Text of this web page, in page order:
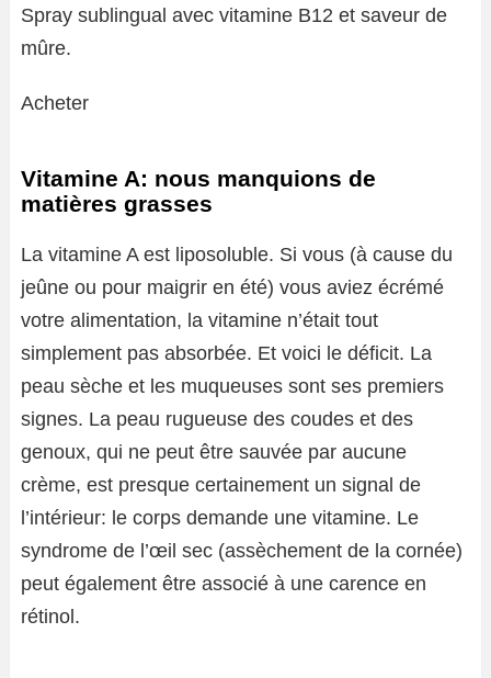
Spray sublingual avec vitamine B12 et saveur de
mûre.
Acheter
Vitamine A: nous manquions de
matières grasses
La vitamine A est liposoluble. Si vous (à cause du
jeûne ou pour maigrir en été) vous aviez écrémé
votre alimentation, la vitamine n’était tout
simplement pas absorbée. Et voici le déficit. La
peau sèche et les muqueuses sont ses premiers
signes. La peau rugueuse des coudes et des
genoux, qui ne peut être sauvée par aucune
crème, est presque certainement un signal de
l’intérieur: le corps demande une vitamine. Le
syndrome de l’œil sec (assèchement de la cornée)
peut également être associé à une carence en
rétinol.